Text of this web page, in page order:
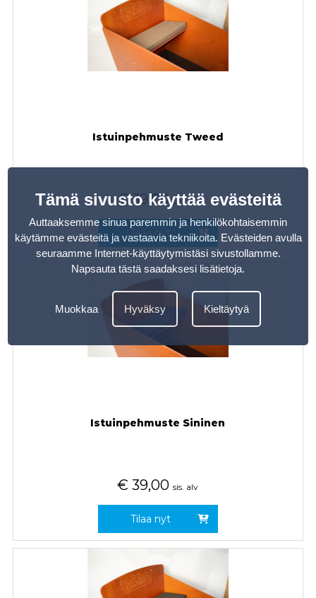
Istuinpehmuste Tweed
€ 39,00 sis. alv
Tilaa nyt
Istuinpehmuste Sininen
€ 39,00 sis. alv
Tilaa nyt
Tämä sivusto käyttää evästeitä
Auttaaksemme sinua paremmin ja henkilökohtaisemmin
käytämme evästeitä ja vastaavia tekniikoita. Evästeiden avulla
seuraamme Internet-käyttäytymistäsi sivustollamme.
Napsauta tästä saadaksesi lisätietoja.
Muokkaa Hyväksy Kieltäytyä